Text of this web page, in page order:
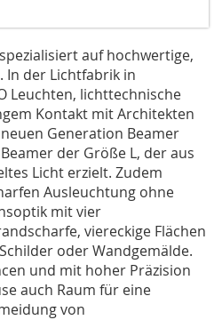
auf hochwertige,
der Lichtfabrik in
Leuchten, lichttechnische
Kontakt mit Architekten
Generation Beamer
der Größe L, der aus
Licht erzielt. Zudem
Ausleuchtung ohne
mit vier
viereckige Flächen
oder Wandgemälde.
und mit hoher Präzision
auch Raum für eine
von